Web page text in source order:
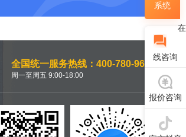
全国统一服务热线：400-780-9660
周一至周五 9:00-18:00
系统
在
线咨询
报价咨询